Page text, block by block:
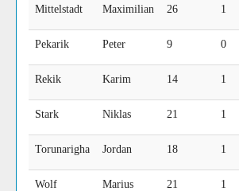
Mittelstadt Maximilian 26 1
Pekarik Peter 9 0
Rekik Karim 14 1
Stark Niklas 21 1
Torunarigha Jordan 18 1
Wolf Marius 21 1